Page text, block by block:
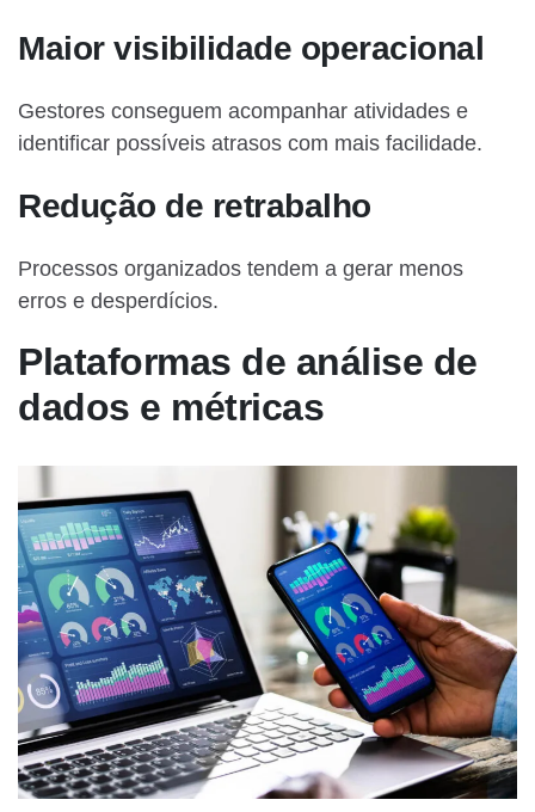
Maior visibilidade operacional
Gestores conseguem acompanhar atividades e
identificar possíveis atrasos com mais facilidade.
Redução de retrabalho
Processos organizados tendem a gerar menos
erros e desperdícios.
Plataformas de análise de
dados e métricas